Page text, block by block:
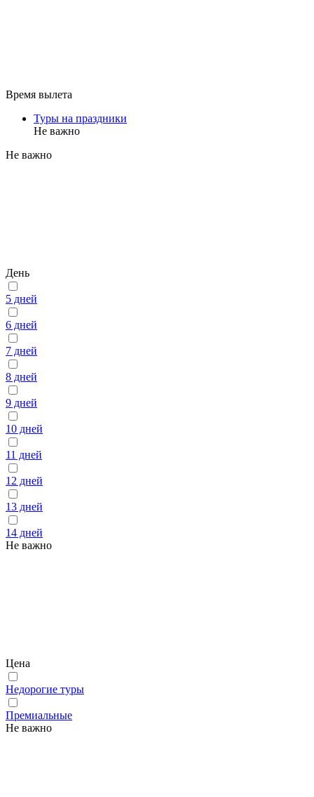
Время вылета
Туры на праздники
Не важно
Не важно
День
5 дней
6 дней
7 дней
8 дней
9 дней
10 дней
11 дней
12 дней
13 дней
14 дней
Не важно
Цена
Недорогие туры
Премиальные
Не важно